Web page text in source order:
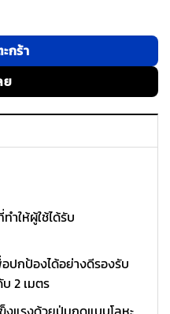
S26 Ultra - สี Space ชิ้น
กร้า
ย
ำให้ผู้ใช้ได้รับ
ปกป้องได้อย่างดีรองรับ
2 เมตร